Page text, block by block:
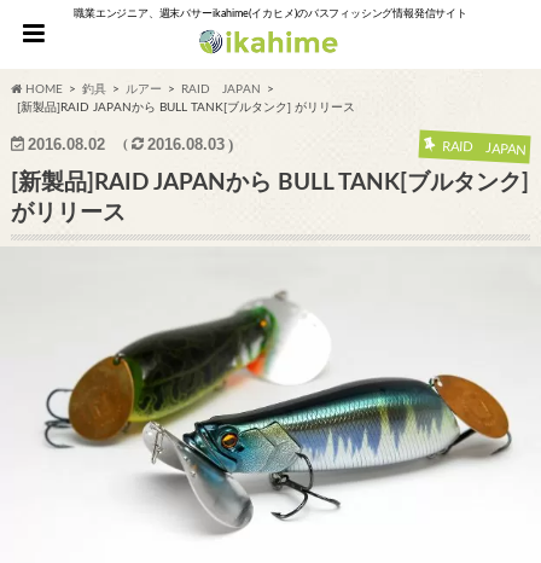
職業エンジニア、週末バサーikahime(イカヒメ)のバスフィッシング情報発信サイト
HOME 釣具 ルアー
RAID JAPAN
[新製品]RAID JAPANから BULL TANK[ブルタンク] がリリース
2016.08.02 2016.08.03 RAID JAPAN
[新製品]RAID JAPANから BULL TANK[ブルタンク]
がリリース